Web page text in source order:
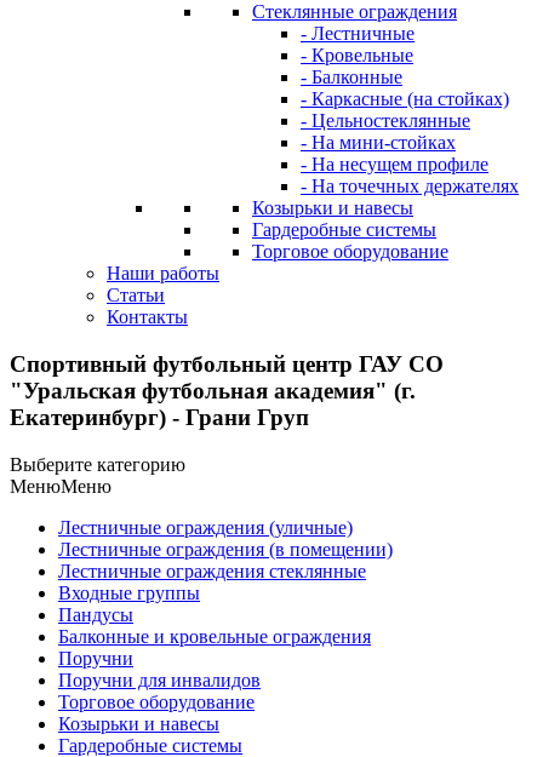
Стеклянные ограждения
- Лестничные
- Кровельные
- Балконные
- Каркасные (на стойках)
- Цельностеклянные
- На мини-стойках
- На несущем профиле
- На точечных держателях
Козырьки и навесы
Гардеробные системы
Торговое оборудование
Наши работы
Статьи
Контакты
Спортивный футбольный центр ГАУ СО
"Уральская футбольная академия" (г.
Екатеринбург) - Грани Груп
Выберите категорию
МенюМеню
Лестничные ограждения (уличные)
Лестничные ограждения (в помещении)
Лестничные ограждения стеклянные
Входные группы
Пандусы
Балконные и кровельные ограждения
Поручни
Поручни для инвалидов
Торговое оборудование
Козырьки и навесы
Гардеробные системы